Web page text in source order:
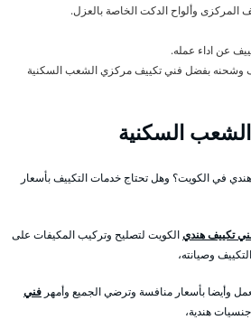
المركزى وألواح الدكت الخاصة بالعزل.
عن اداء عمله.
وشحنه بفضل فني تكييف مركزي الشعب السكنية
السكنية
في الكويت؟ وهل تحتاج خدمات التكييف بأسعار
تكييف هنديالكويت لتصليح وتركيب المكيفات على
وصيانته،
وأيضا بأسعار منافسة وترضي الجميع وأمهر فني
هندية،